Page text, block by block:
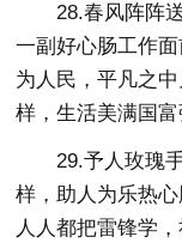
28.春风阵阵送
一副好心肠工作
为人民，平凡之
样，生活美满国富
29.予人玫瑰手
样，助人为乐热
人人都把雷锋学